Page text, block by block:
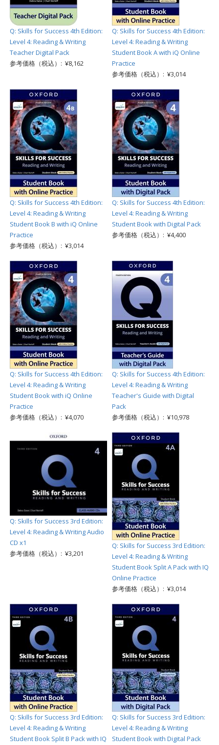
Q: Skills for Success 4th Edition:
Level 4: Reading & Writing
Teacher Digital Pack
参考価格（税込）: ¥8,162
Q: Skills for Success 4th Edition:
Level 4: Reading & Writing
Student Book A with iQ Online
Practice
参考価格（税込）: ¥3,014
Q: Skills for Success 4th Edition:
Level 4: Reading & Writing
Student Book B with iQ Online
Practice
参考価格（税込）: ¥3,014
Q: Skills for Success 4th Edition:
Level 4: Reading & Writing
Student Book with Digital Pack
参考価格（税込）: ¥4,400
Q: Skills for Success 4th Edition:
Level 4: Reading & Writing
Student Book with iQ Online
Practice
参考価格（税込）: ¥4,070
Q: Skills for Success 4th Edition:
Level 4: Reading & Writing
Teacher's Guide with Digital
Pack
参考価格（税込）: ¥10,978
Q: Skills for Success 3rd Edition:
Level 4: Reading & Writing Audio
CD x1
参考価格（税込）: ¥3,201
Q: Skills for Success 3rd Edition:
Level 4: Reading & Writing
Student Book Split A Pack with IQ
Online Practice
参考価格（税込）: ¥3,014
Q: Skills for Success 3rd Edition:
Level 4: Reading & Writing
Student Book Split B Pack with IQ
Q: Skills for Success 3rd Edition:
Level 4: Reading & Writing
Student Book with Digital Pack